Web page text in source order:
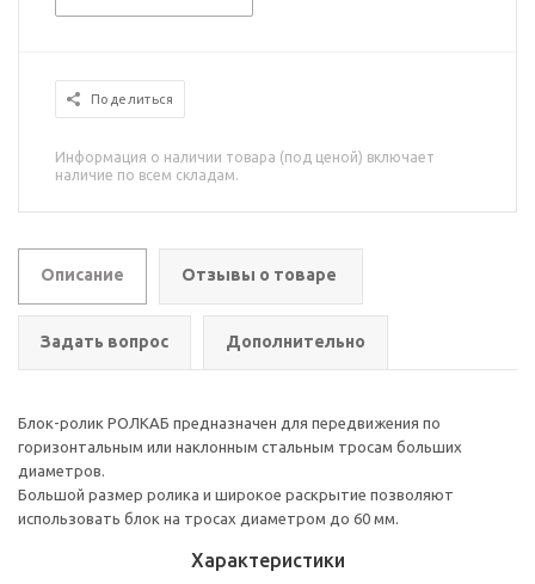
Поделиться
Информация о наличии товара (под ценой) включает
наличие по всем складам.
Описание Отзывы о товаре
Задать вопрос Дополнительно
Блок-ролик РОЛКАБ предназначен для передвижения по
горизонтальным или наклонным стальным тросам больших
диаметров.
Большой размер ролика и широкое раскрытие позволяют
использовать блок на тросах диаметром до 60 мм.
Характеристики